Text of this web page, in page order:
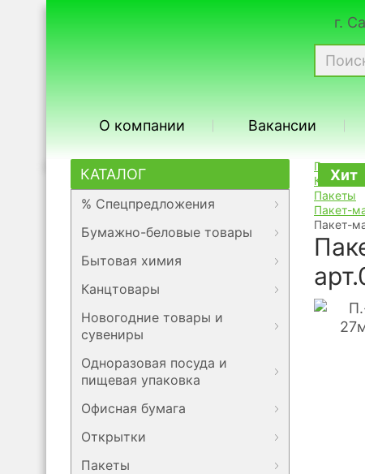
г.
О компании Вакансии
КАТАЛОГ
% Спецпредложения
Бумажно-беловые товары
Бытовая химия
Канцтовары
Новогодние товары и
сувениры
Одноразовая посуда и
пищевая упаковка
Офисная бумага
Открытки
Пакеты
Главная
Каталог
Пакеты
Пакет-
Пакет-
Хит
Хит